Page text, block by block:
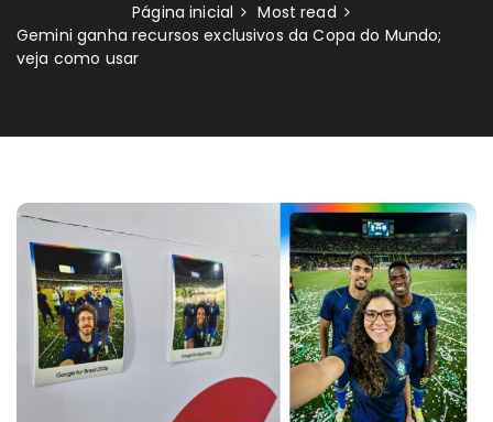
Página inicial
Most read
Gemini ganha recursos exclusivos da Copa do Mundo;
veja como usar